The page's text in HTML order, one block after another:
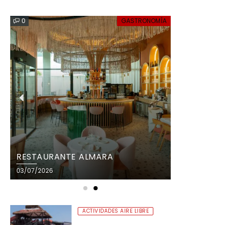
0 GASTRONOMÍA
RESTAURANTE ALMARA
03/07/2026
ACTIVIDADES AIRE LIBRE